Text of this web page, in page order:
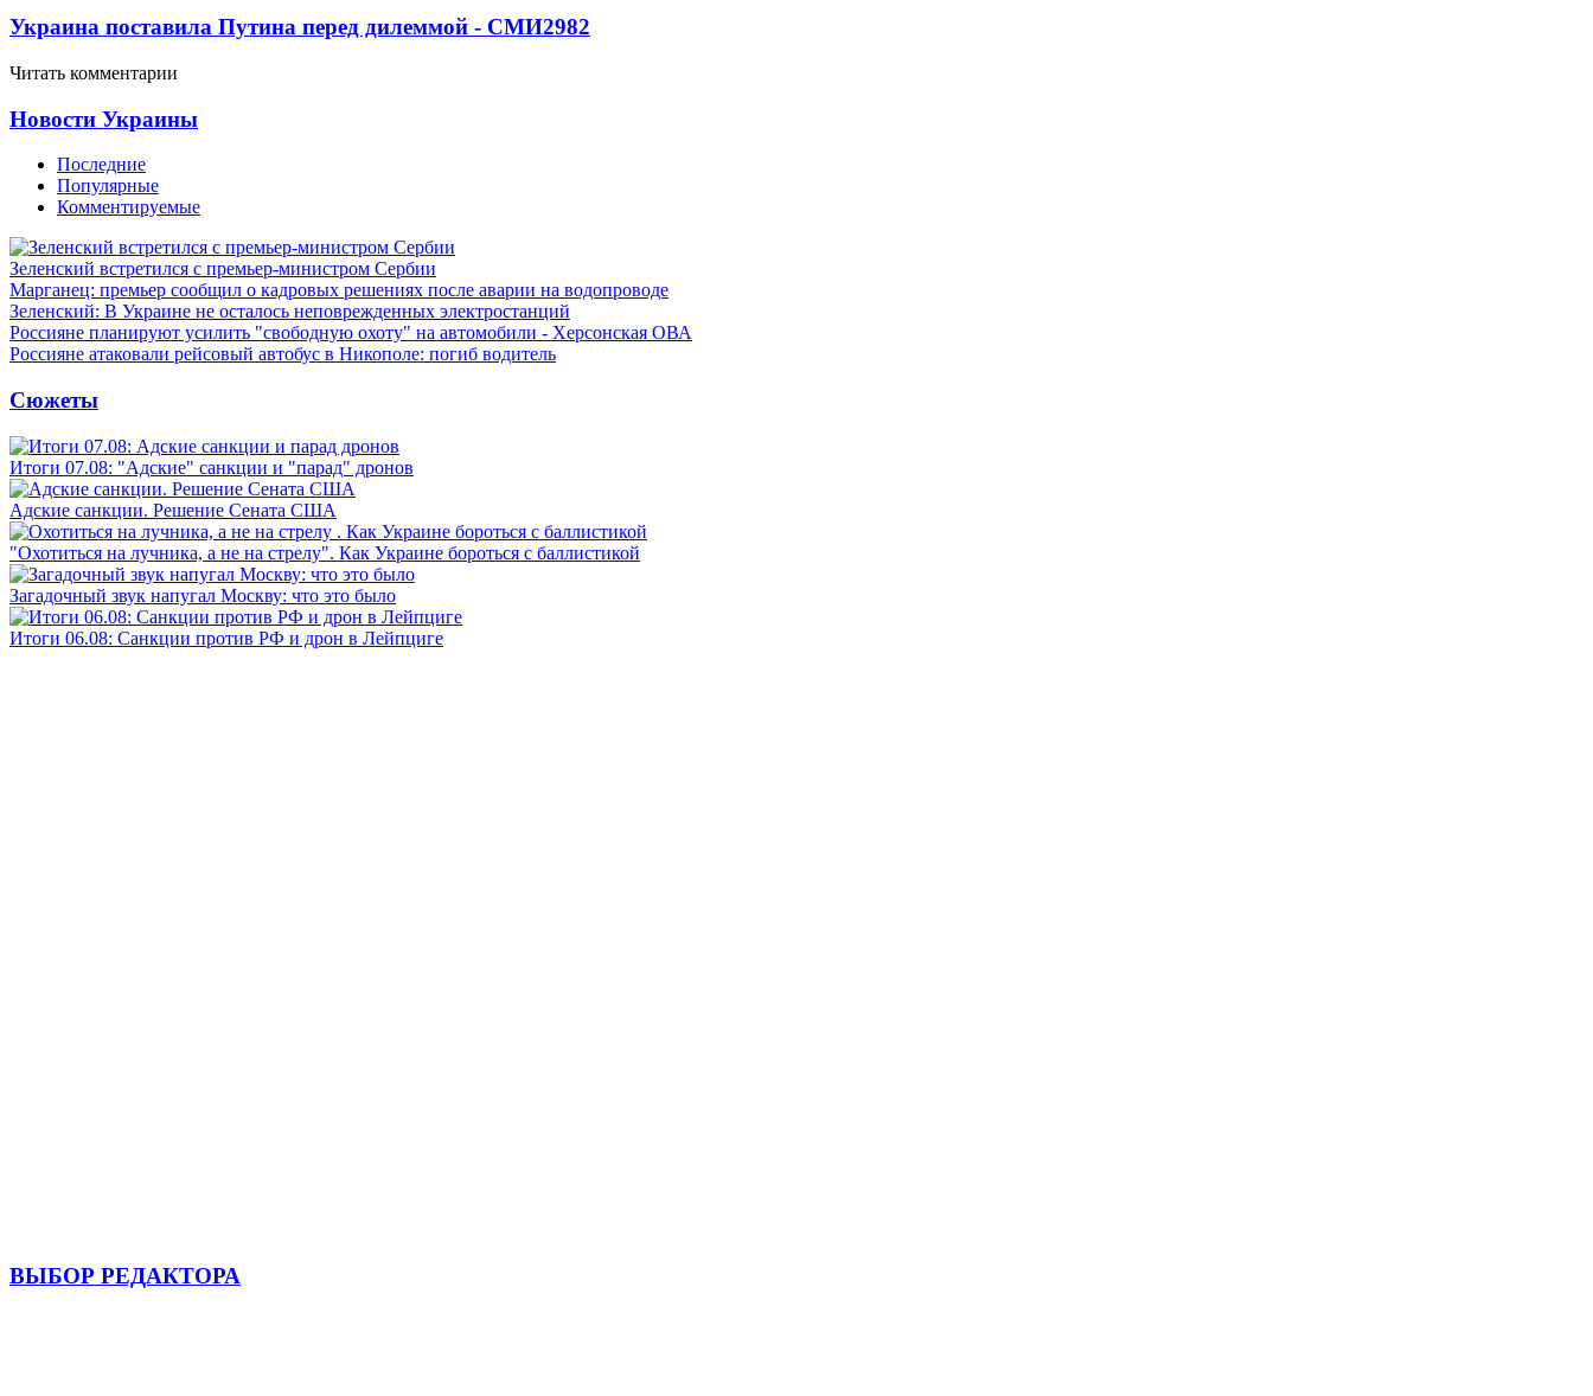
Украина поставила Путина перед дилеммой - СМИ2982
Читать комментарии
Новости Украины
Последние
Популярные
Комментируемые
Зеленский встретился с премьер-министром Сербии
Марганец: премьер сообщил о кадровых решениях после аварии на водопроводе
Зеленский: В Украине не осталось неповрежденных электростанций
Россияне планируют усилить "свободную охоту" на автомобили - Херсонская ОВА
Россияне атаковали рейсовый автобус в Никополе: погиб водитель
Сюжеты
Итоги 07.08: "Адские" санкции и "парад" дронов
Адские санкции. Решение Сената США
"Охотиться на лучника, а не на стрелу". Как Украине бороться с баллистикой
Загадочный звук напугал Москву: что это было
Итоги 06.08: Санкции против РФ и дрон в Лейпциге
ВЫБОР РЕДАКТОРА